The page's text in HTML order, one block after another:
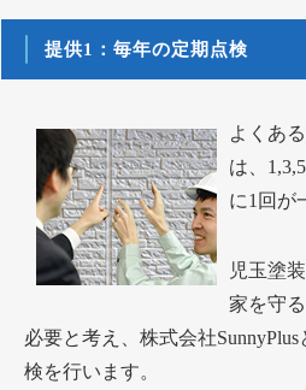
提供1：毎年の定期点検
よくあ
は、
に1回が
児玉塗
家を守
必要と考え、株式会社
検を行います。